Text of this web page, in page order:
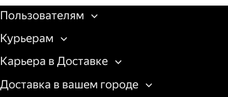
Пользователям
Курьерам
Карьера в Доставке
Доставка в вашем городе